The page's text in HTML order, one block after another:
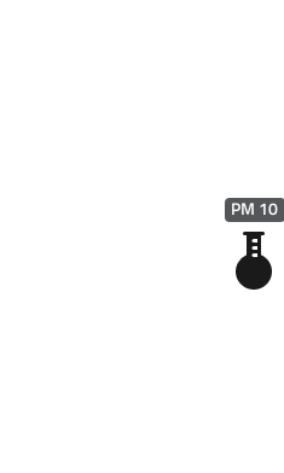
PM 10